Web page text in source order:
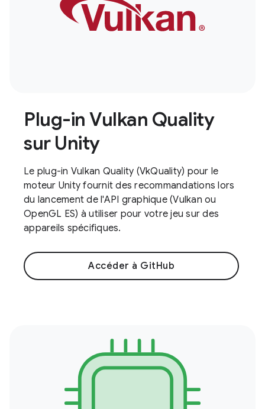
Plug-in Vulkan Quality
sur Unity
Le plug-in Vulkan Quality (VkQuality) pour le
moteur Unity fournit des recommandations lors
du lancement de l'API graphique (Vulkan ou
OpenGL ES) à utiliser pour votre jeu sur des
appareils spécifiques.
Accéder à GitHub